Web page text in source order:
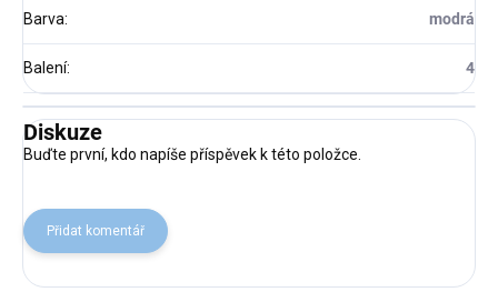
Barva: modrá
Balení: 4
Diskuze
Buďte první, kdo napíše příspěvek k této položce.
Přidat komentář